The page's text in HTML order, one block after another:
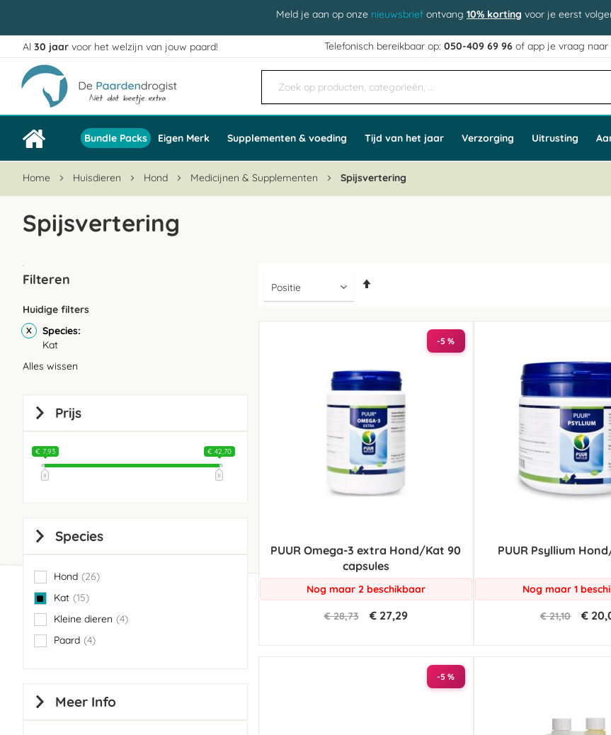
Meld je aan op onze nieuwsbrief ontvang 10% korting voor je eerst
Ga
naar
de
inhoud
Al 30 jaar voor het welzijn van jouw paard! Telefonisch bereikbaar op:050-409 69 96 of app je vraag naar
Bundle Packs Eigen Merk Supplementen & voeding Tijd van het jaar Verzorging Uitrusting
Home Huisdieren Hond Medicijnen & Supplementen Spijsvertering
Spijsvertering
-5 %
PUUR Omega-3 extra Hond/Kat 90
capsules
Nog maar 2 beschikbaar
€ 28,73 € 27,29
PUUR Psyllium
Nog maar 1
€ 21,10 €
-5 %
Filteren
Huidige filters
Species
Kat
Alles wissen
Prijs
€ 7,93 € 42,70
Species
Hond 26
items
Kat 15
items
Kleine dieren
4
items
Paard 4
items
Meer Info